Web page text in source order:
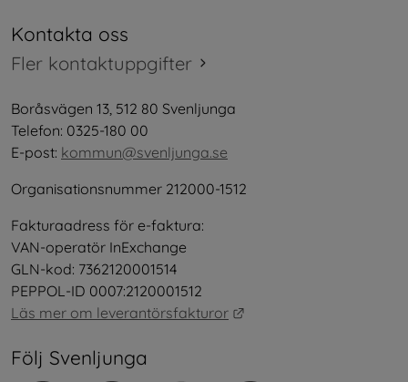
Kontakta oss
Fler kontaktuppgifter
Boråsvägen 13, 512 80 Svenljunga
Telefon: 0325-180 00
E-post: kommun@svenljunga.se
Organisationsnummer 212000-1512
Fakturaadress för e-faktura:
VAN-operatör InExchange
GLN-kod: 7362120001514
PEPPOL-ID 0007:2120001512
Läs mer om leverantörsfakturor
Följ Svenljunga